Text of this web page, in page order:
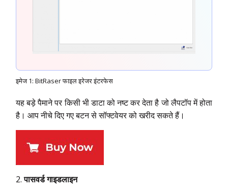
इमेज 1: BitRaser फाइल इरेजर इंटरफेस
यह बड़े पैमाने पर किसी भी डाटा को नष्ट कर देता है जो लैपटॉप में होता
है। आप नीचे दिए गए बटन से सॉफ्टवेयर को खरीद सकते हैं।
पासवर्ड गाइडलाइन